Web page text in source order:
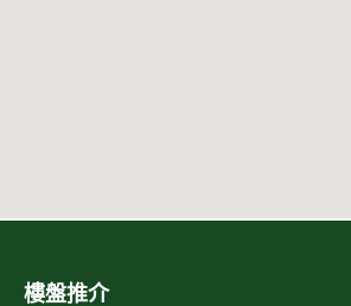
樓盤推介